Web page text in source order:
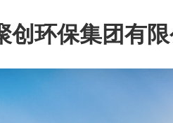
创环保集团有